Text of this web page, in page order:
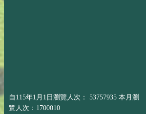
自115年1月1日瀏覽人次： 53757935 本月瀏
覽人次：1700010